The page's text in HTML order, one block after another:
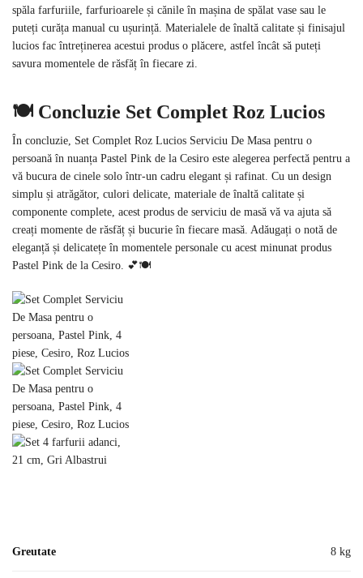
spăla farfuriile, farfurioarele și cănile în mașina de spălat vase sau le
puteți curăța manual cu ușurință. Materialele de înaltă calitate și finisajul
lucios fac întreținerea acestui produs o plăcere, astfel încât să puteți
savura momentele de răsfăț în fiecare zi.
🍽️ Concluzie Set Complet Roz Lucios
În concluzie, Set Complet Roz Lucios Serviciu De Masa pentru o
persoană în nuanța Pastel Pink de la Cesiro este alegerea perfectă pentru a
vă bucura de cinele solo într-un cadru elegant și rafinat. Cu un design
simplu și atrăgător, culori delicate, materiale de înaltă calitate și
componente complete, acest produs de serviciu de masă vă va ajuta să
creați momente de răsfăț și bucurie în fiecare masă. Adăugați o notă de
eleganță și delicatețe în momentele personale cu acest minunat produs
Pastel Pink de la Cesiro. 💕🍽️
Greutate 8 kg